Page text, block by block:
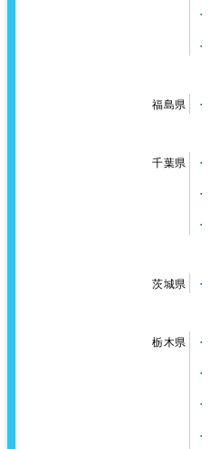
福島県
千葉県
茨城県
栃木県